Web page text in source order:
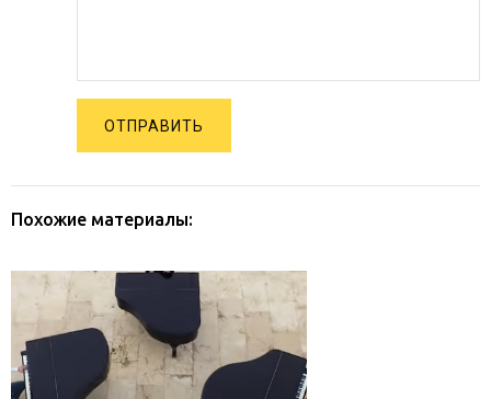
ОТПРАВИТЬ
Похожие материалы: